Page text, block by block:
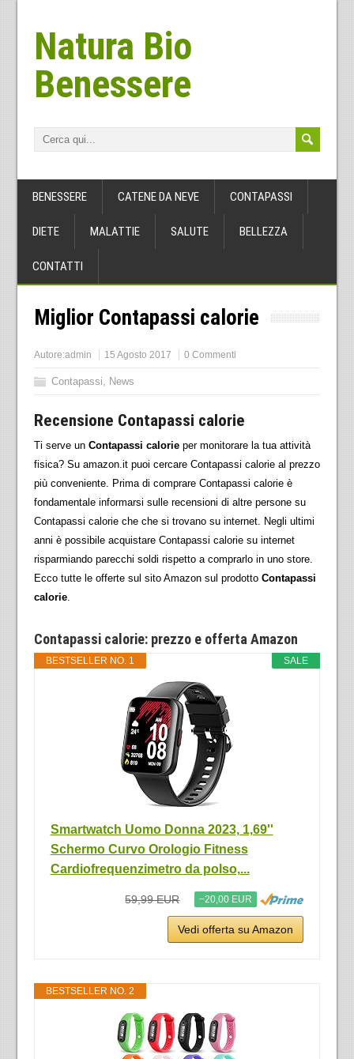
Natura Bio
Benessere
BENESSERE CATENE DA NEVE CONTAPASSI
DIETE MALATTIE SALUTE BELLEZZA
CONTATTI
Miglior Contapassi calorie
Autore:admin 15 Agosto 2017 0 Commenti
Contapassi, News
Recensione Contapassi calorie
Ti serve un Contapassi calorieper monitorare la tua attività
fisica? Su amazon.it puoi cercare Contapassi calorie al prezzo
più conveniente. Prima di comprare Contapassi calorie è
fondamentale informarsi sulle recensioni di altre persone su
Contapassi calorie che che si trovano su internet. Negli ultimi
anni è possibile acquistare Contapassi calorie su internet
risparmiando parecchi soldi rispetto a comprarlo in uno store.
Ecco tutte le offerte sul sito Amazon sul prodotto Contapassi
calorie.
Contapassi calorie: prezzo e offerta Amazon
SALE
BESTSELLER NO. 1
Smartwatch Uomo Donna 2023, 1,69''
Schermo Curvo Orologio Fitness
Cardiofrequenzimetro da polso,...
59,99 EUR −20,00 EUR
Vedi offerta su Amazon
BESTSELLER NO. 2